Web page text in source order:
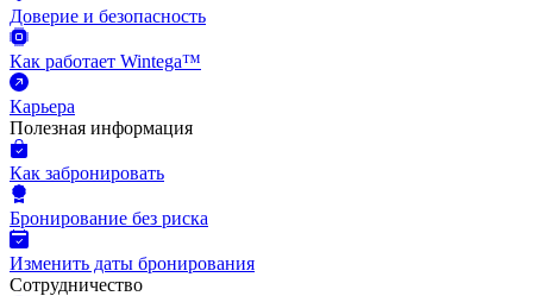
Доверие и безопасность
Как работает Wintega™
Карьера
Полезная информация
Как забронировать
Бронирование без риска
Изменить даты бронирования
Сотрудничество